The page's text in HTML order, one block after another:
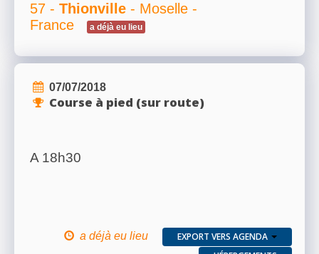
57 - Thionville - Moselle -
France
a déjà eu lieu
07/07/2018
Course à pied (sur route)
A 18h30
a déjà eu lieu
EXPORT VERS AGENDA